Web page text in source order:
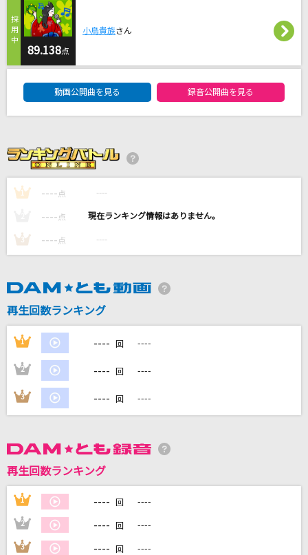
[生音]春愁
Mrs. GREEN APPLE
[生音]水平線
back number
香港(CV:高城元気)
川崎鷹也
もっと見る
DAMの新曲・ランキングなど
カラオケをもっと楽しもう！
自宅でカラオケ歌い放題！
89.138点
小鳥貴族さん
動画公開曲を見る 録音公開曲を見る
1 ---- 点 ----
---- 点 ----
3 ---- 点 ----
再生回数ランキング
1 ---- 回 ----
2 ---- 回 ----
3 ---- 回 ----
再生回数ランキング
1 ---- 回 ----
2 ---- 回 ----
3 ---- 回 ----